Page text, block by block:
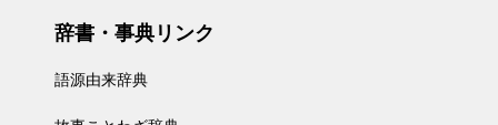
辞書・事典リンク
語源由来辞典